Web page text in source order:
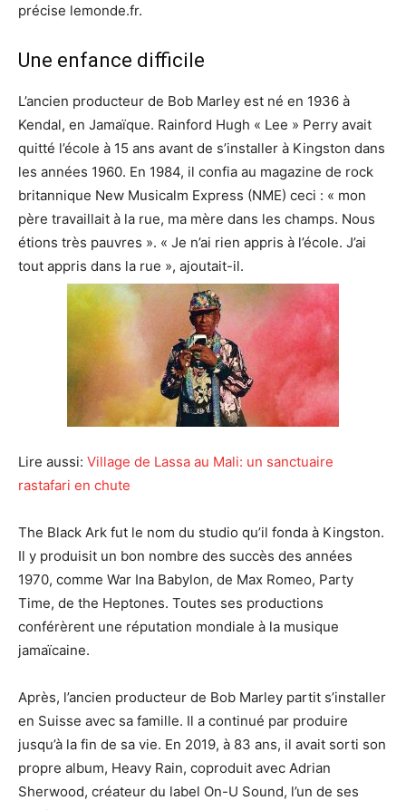
précise lemonde.fr.
Une enfance difficile
L’ancien producteur de Bob Marley est né en 1936 à
Kendal, en Jamaïque. Rainford Hugh « Lee » Perry avait
quitté l’école à 15 ans avant de s’installer à Kingston dans
les années 1960. En 1984, il confia au magazine de rock
britannique New Musicalm Express (NME) ceci : « mon
père travaillait à la rue, ma mère dans les champs. Nous
étions très pauvres ». « Je n’ai rien appris à l’école. J’ai
tout appris dans la rue », ajoutait-il.
Lire aussi: Village de Lassa au Mali: un sanctuaire
rastafari en chute
The Black Ark fut le nom du studio qu’il fonda à Kingston.
Il y produisit un bon nombre des succès des années
1970, comme War Ina Babylon, de Max Romeo, Party
Time, de the Heptones. Toutes ses productions
conférèrent une réputation mondiale à la musique
jamaïcaine.
Après, l’ancien producteur de Bob Marley partit s’installer
en Suisse avec sa famille. Il a continué par produire
jusqu’à la fin de sa vie. En 2019, à 83 ans, il avait sorti son
propre album, Heavy Rain, coproduit avec Adrian
Sherwood, créateur du label On-U Sound, l’un de ses